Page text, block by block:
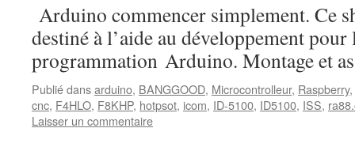
Arduino commencer simplement. Ce
destiné à l’aide au développement pour
programmation Arduino. Montage et
Publié dansarduino, BANGGOOD, Microcontrolleur, Raspberry,
cnc, F4HLO, F8KHP, hotpsot, icom, ID-5100, ID5100, ISS,
Laisser un commentaire